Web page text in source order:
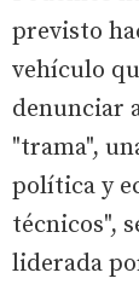
previsto
vehículo
denunciar
"trama",
política y
técnicos",
liderada